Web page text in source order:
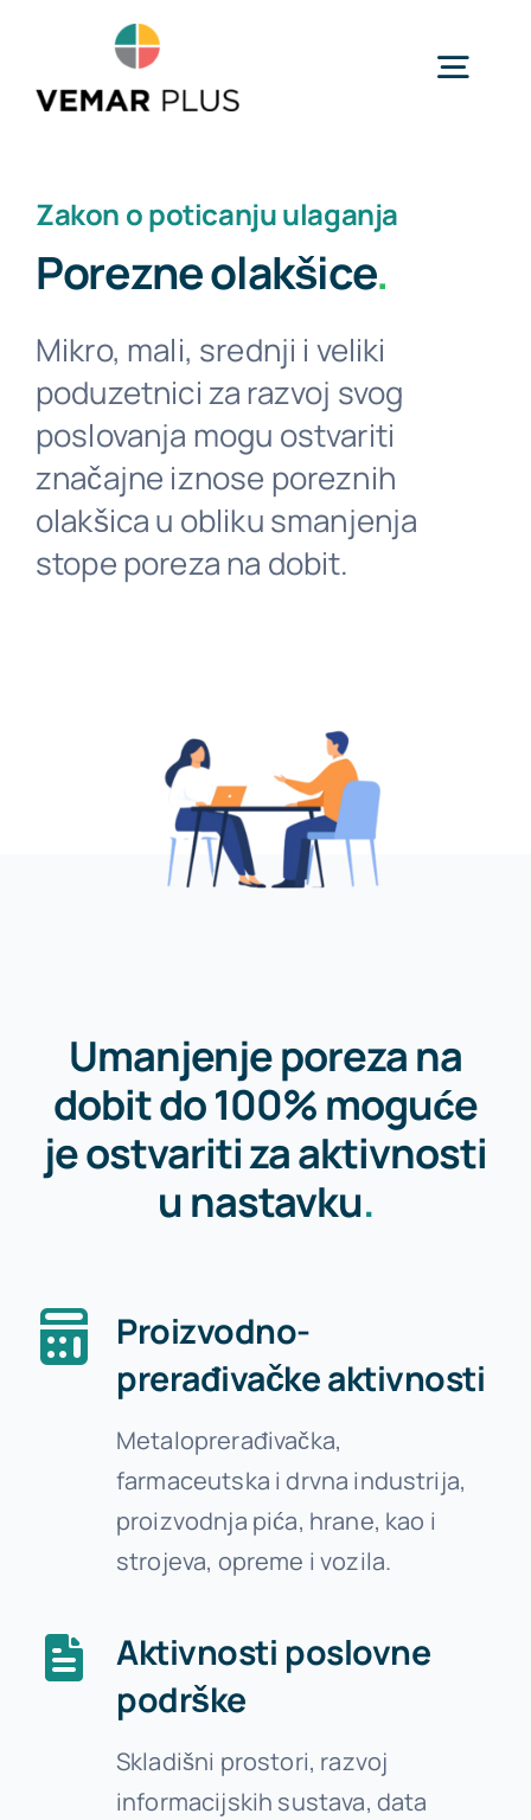
content
Usluge
Industrije
O nama
Novosti
Zakon o poticanju ulaganja
Porezne olakšice.
Mikro, mali, srednji i veliki
poduzetnici za razvoj svog
poslovanja mogu ostvariti
značajne iznose poreznih
olakšica u obliku smanjenja
stope poreza na dobit.
Umanjenje poreza na
dobit do 100% moguće
je ostvariti za aktivnosti
u nastavku.
Proizvodno-
prerađivačke aktivnosti
Metaloprerađivačka,
farmaceutska i drvna industrija,
proizvodnja pića, hrane, kao i
strojeva, opreme i vozila.
Aktivnosti poslovne
podrške
Skladišni prostori, razvoj
informacijskih sustava, data